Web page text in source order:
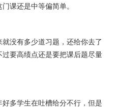
课还是中等偏简单。
没有多少道习题，还给你去了
要高绩点还是要把课后题尽量
多学生在吐槽给分不行，但是